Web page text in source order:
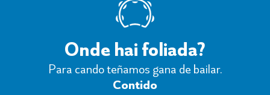
Onde hai foliada?
Para cando teñamos gana de bailar.
Contido